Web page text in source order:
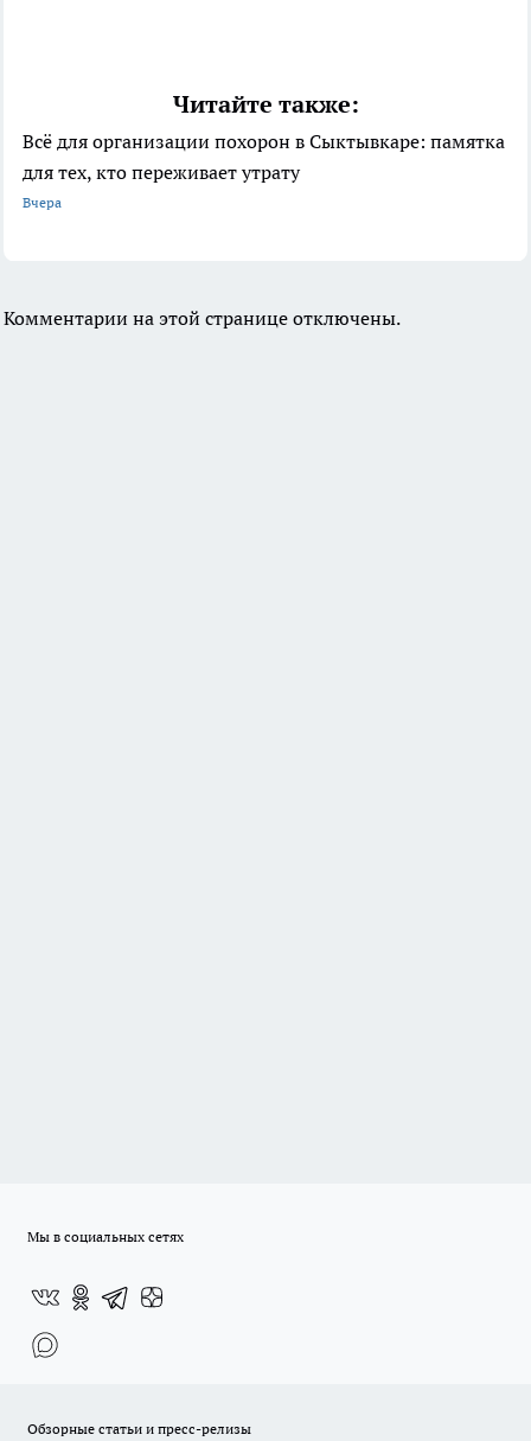
Читайте также:
Всё для организации похорон в Сыктывкаре: памятка
для тех, кто переживает утрату
Вчера
Комментарии на этой странице отключены.
Мы в социальных сетях
Обзорные статьи и пресс-релизы